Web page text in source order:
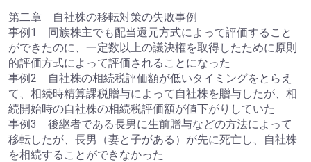
第二章 自社株の移転対策の失敗事例
事例1 同族株主でも配当還元方式によって評価すること
ができたのに、一定数以上の議決権を取得したために原則
的評価方式によって評価されることになった
事例2 自社株の相続税評価額が低いタイミングをとらえ
て、相続時精算課税贈与によって自社株を贈与したが、相
続開始時の自社株の相続税評価額が値下がりしていた
事例3 後継者である長男に生前贈与などの方法によって
移転したが、長男（妻と子がある）が先に死亡し、自社株
を相続することができなかった